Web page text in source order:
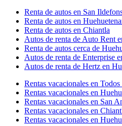
Renta de autos en San
Renta de autos en
Renta de autos en Chiantla
Autos de renta de Auto Rent
Renta de autos cerca de
Autos de renta de Enterprise
Autos de renta de Hertz en
Rentas vacacionales en Todos
Rentas vacacionales en
Rentas vacacionales en San
Rentas vacacionales en
Rentas vacacionales en